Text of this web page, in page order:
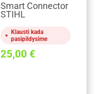
Smart Connector
STIHL
Klausti kada
pasipildysime
25,00 €